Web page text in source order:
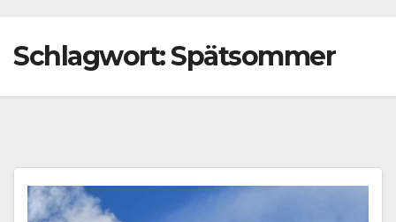
Schlagwort:Spätsommer